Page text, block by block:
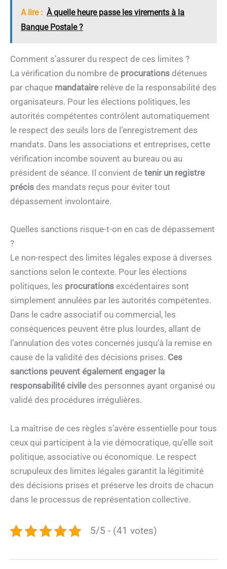
A lire : À quelle heure passe les virements à la
Banque Postale ?
Comment s’assurer du respect de ces limites ?
La vérification du nombre de procurations détenues
par chaque mandataire relève de la responsabilité des
organisateurs. Pour les élections politiques, les
autorités compétentes contrôlent automatiquement
le respect des seuils lors de l’enregistrement des
mandats. Dans les associations et entreprises, cette
vérification incombe souvent au bureau ou au
président de séance. Il convient de tenir un registre
précis des mandats reçus pour éviter tout
dépassement involontaire.
Quelles sanctions risque-t-on en cas de dépassement
?
Le non-respect des limites légales expose à diverses
sanctions selon le contexte. Pour les élections
politiques, les procurations excédentaires sont
simplement annulées par les autorités compétentes.
Dans le cadre associatif ou commercial, les
conséquences peuvent être plus lourdes, allant de
l’annulation des votes concernés jusqu’à la remise en
cause de la validité des décisions prises. Ces
sanctions peuvent également engager la
responsabilité civile des personnes ayant organisé ou
validé des procédures irrégulières.
La maîtrise de ces règles s’avère essentielle pour tous
ceux qui participent à la vie démocratique, qu’elle soit
politique, associative ou économique. Le respect
scrupuleux des limites légales garantit la légitimité
des décisions prises et préserve les droits de chacun
dans le processus de représentation collective.
5/5 - (41 votes)